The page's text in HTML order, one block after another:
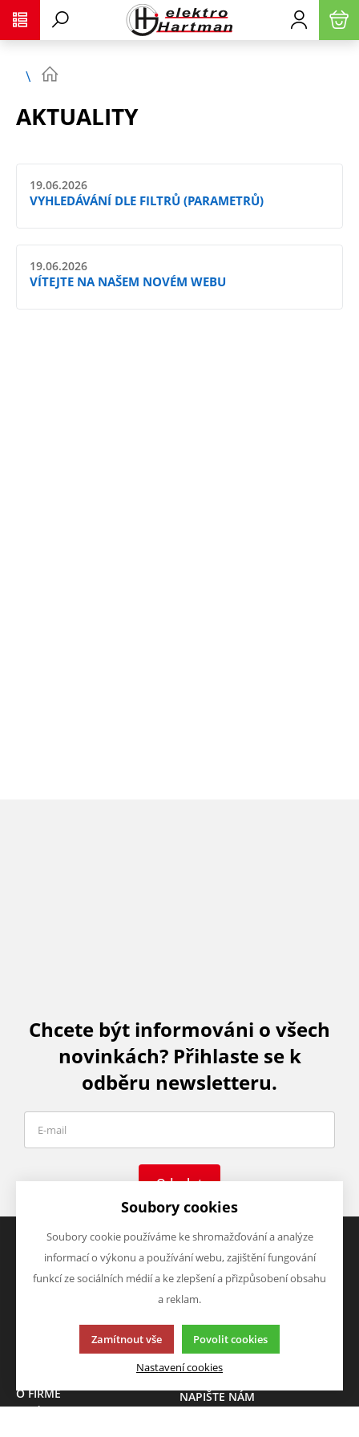
AKTUALITY
19.06.2026
VYHLEDÁVÁNÍ DLE FILTRŮ (PARAMETRŮ)
19.06.2026
VÍTEJTE NA NAŠEM NOVÉM WEBU
Chcete být informováni o všech
novinkách? Přihlaste se k
odběru newsletteru.
Odeslat
VŠE O NÁKUPU
Vrácení zboží
Zásady zpracování osobních
VÝHODY A SLEVY
Zboží v akci
Zboží výprodej
O FIRMĚ
O nás
NAPIŠTE NÁM
Soubory cookies
Soubory cookie používáme ke shromažďování a analýze
informací o výkonu a používání webu, zajištění fungování
funkcí ze sociálních médií a ke zlepšení a přizpůsobení obsahu
a reklam.
Zamítnout vše Povolit cookies
Nastavení cookies